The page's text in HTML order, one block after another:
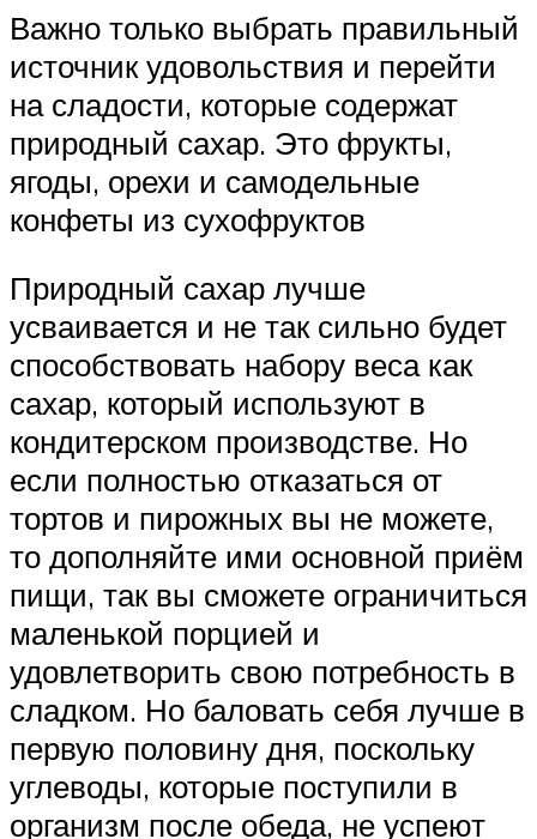
Важно только выбрать правильный
источник удовольствия и перейти
на сладости, которые содержат
природный сахар. Это фрукты,
ягоды, орехи и самодельные
конфеты из сухофруктов
Природный сахар лучше
усваивается и не так сильно будет
способствовать набору веса как
сахар, который используют в
кондитерском производстве. Но
если полностью отказаться от
тортов и пирожных вы не можете,
то дополняйте ими основной приём
пищи, так вы сможете ограничиться
маленькой порцией и
удовлетворить свою потребность в
сладком. Но баловать себя лучше в
первую половину дня, поскольку
углеводы, которые поступили в
организм после обеда, не успеют